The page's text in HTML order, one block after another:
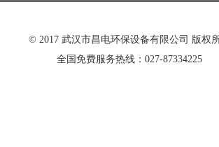
© 2017 武汉市昌电环保设备有限公司 版权
全国免费服务热线：027-87334225